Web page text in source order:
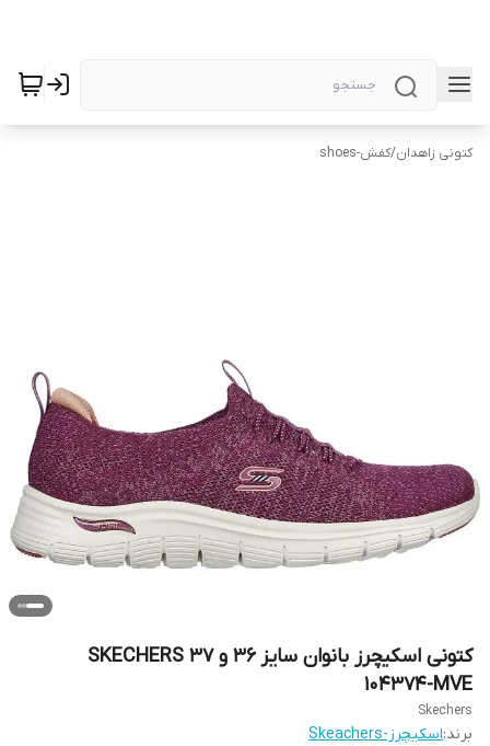
کتونی زاهدان/کفش-shoes
کتونی اسکیچرز بانوان سایز ۳۶ و ۳۷ SKECHERS
104374-MVE
Skechers
برند:اسکیچرز-Skeachers